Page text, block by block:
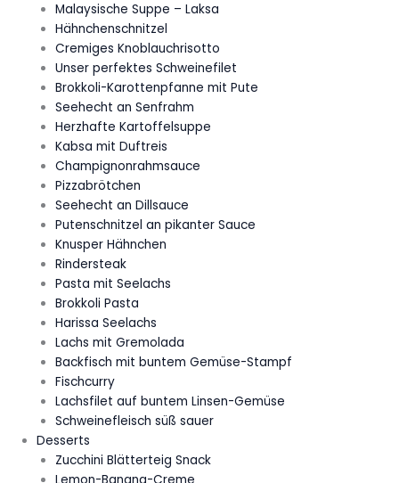
Malaysische Suppe – Laksa
Hähnchenschnitzel
Cremiges Knoblauchrisotto
Unser perfektes Schweinefilet
Brokkoli-Karottenpfanne mit Pute
Seehecht an Senfrahm
Herzhafte Kartoffelsuppe
Kabsa mit Duftreis
Champignonrahmsauce
Pizzabrötchen
Seehecht an Dillsauce
Putenschnitzel an pikanter Sauce
Knusper Hähnchen
Rindersteak
Pasta mit Seelachs
Brokkoli Pasta
Harissa Seelachs
Lachs mit Gremolada
Backfisch mit buntem Gemüse-Stampf
Fischcurry
Lachsfilet auf buntem Linsen-Gemüse
Schweinefleisch süß sauer
Desserts
Zucchini Blätterteig Snack